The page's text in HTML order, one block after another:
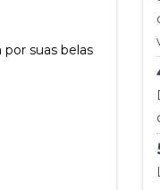
suas belas